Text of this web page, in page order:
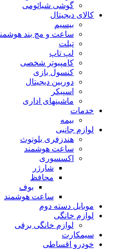
گوشی شیائومی
کالای دیجیتال
بیسیم
ساعت و مچ بند
تبلت
لپ تاپ
کامپیوتر شخصی
کنسول بازی
دوربین دیجیتال
اسپیکر
ماشینهای اداری
خدمات
بیمه
لوازم جانبی
هندزفری بلوتوث
ساعت هوشمند
اکسسوری
شارژر
محافظ
بوف
ساعت هوشمند
موبایل دسته دوم
لوازم خانگی
لوازم خانگی برقی
سیمکارت
خودرو اقساطی